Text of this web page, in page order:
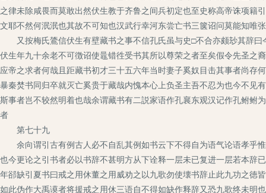
之律未除咸畏而莫敢出然伏生教于齐鲁之间兵初定也至史称高帝诛项
文耶不然何泯泯也其故不可知也汉武行幸河东尝亡书三箧诏问莫能知唯
又按梅氏鷟信伏生有壁藏书之事不信孔氏虽与史□不合亦颇玅其辞曰
伏生年九十余老不可徴诏使鼂错徃受书其所以尊荣之者至矣假令先圣之
应帝之求者何哉且距藏书初才三十五六年当时妻子奚奴目击其事者尚
暴秦焚书同归卒就灭亡奚贵于藏哉内愧本心上负圣主吾不忍为也今不见
斯事者岂不较然明着也哉余谓藏书有二説家语作孔襄东观汉记作孔鲋鲋
者
第七十九
余向谓引古有例古人必不自乱其例如书云下不得自为语气论语孝乎
也今更论之引书者必以书辞不甚明方从下诠释一层未已复进一层若本辞
年郤缺引夏书曰戒之用休董之用威劝之以九歌勿使壊书辞止此九功之徳
如此伪作大禹谟者将援戒之用休三语自不得如缺作释辞又恐九歌终未明